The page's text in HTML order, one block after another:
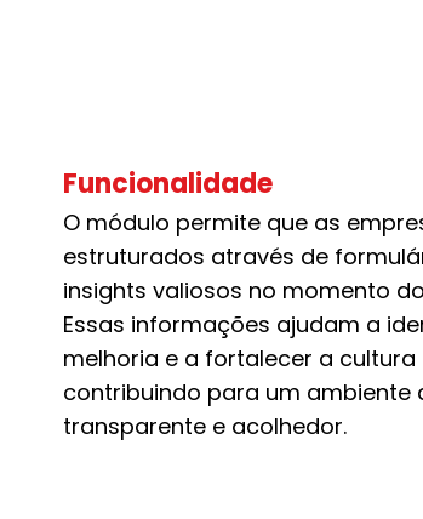
Funcionalidade
O módulo permite que as
estruturados através de
insights valiosos no momento
Essas informações ajudam a
melhoria e a fortalecer a cultura
contribuindo para um ambiente
transparente e acolhedor.